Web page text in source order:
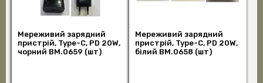
Мереживий зарядний
пристрій, Type-C, PD 20W,
чорний BM.0659 (шт)
Мереживий зарядний
пристрій, Type-C, PD 20W,
білий BM.0658 (шт)